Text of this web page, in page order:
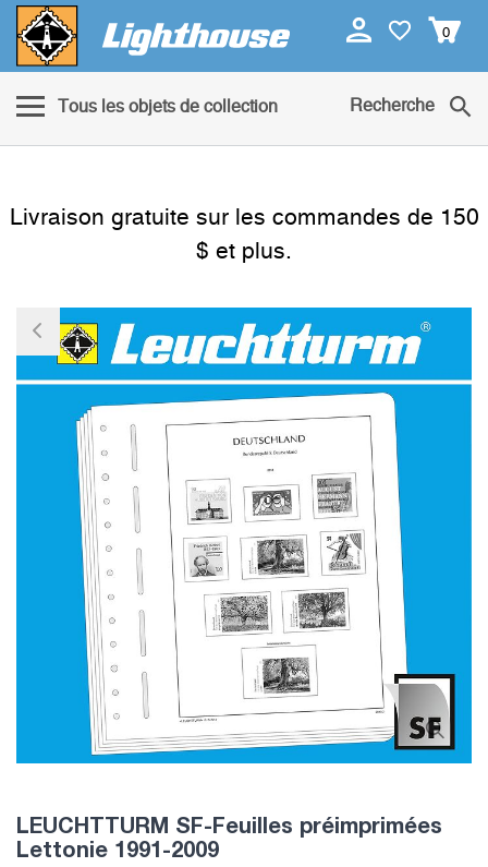
0
Tous les objets de collection Recherche
Livraison gratuite sur les commandes de 150
$ et plus.
LEUCHTTURM SF-Feuilles préimprimées
Lettonie 1991-2009